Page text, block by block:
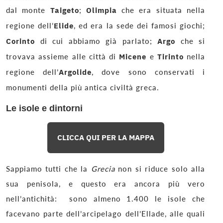
dal monte Taigeto; Olimpia
che era situata nella
regione dell’Elide, ed era la sede dei famosi giochi;
Corinto di cui abbiamo già parlato; Argo che si
trovava assieme alle città di Micene e Tirinto nella
regione dell’Argolide, dove sono conservati i
monumenti della più antica civiltà greca.
Le isole e dintorni
CLICCA QUI PER LA MAPPA
Sappiamo tutti che la Grecianon si riduce solo alla
sua penisola, e questo era ancora più vero
nell’antichità: sono almeno 1.400 le isole che
facevano parte dell’arcipelago dell’Ellade, alle quali